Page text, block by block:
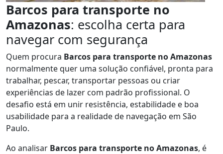
Barcos para transporte no
Amazonas: escolha certa para
navegar com segurança
Quem procura Barcos para transporte no Amazonas
normalmente quer uma solução confiável, pronta para
trabalhar, pescar, transportar pessoas ou criar
experiências de lazer com padrão profissional. O
desafio está em unir resistência, estabilidade e boa
usabilidade para a realidade de navegação em São
Paulo.
Ao analisar Barcos para transporte no Amazonas, é